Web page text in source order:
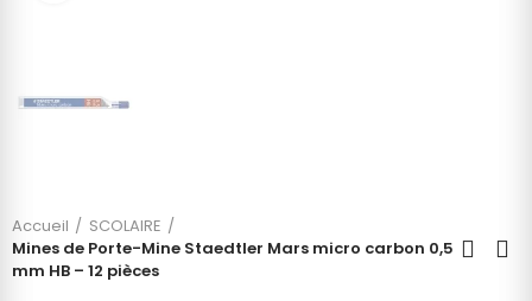
Accueil
SCOLAIRE
Mines de Porte-Mine Staedtler Mars micro carbon 0,5
mm HB – 12 pièces